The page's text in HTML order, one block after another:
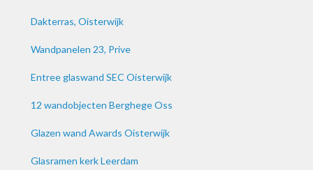
Dakterras, Oisterwijk
Wandpanelen 23, Prive
Entree glaswand SEC Oisterwijk
12 wandobjecten Berghege Oss
Glazen wand Awards Oisterwijk
Glasramen kerk Leerdam